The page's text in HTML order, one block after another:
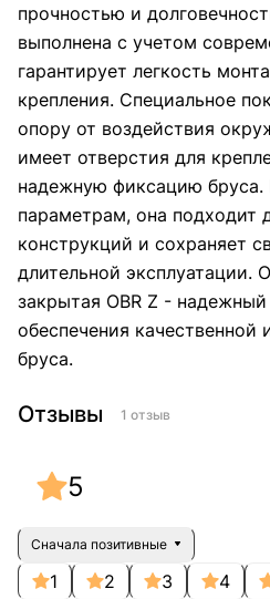
прочностью и
выполнена с учетом
гарантирует легкость
крепления. Специальное
опору от воздействия
имеет отверстия для
надежную фиксацию бруса.
параметрам, она подходит
конструкций и сохраняет
длительной эксплуатации.
закрытая OBR Z -
обеспечения качественной
бруса.
Отзывы 1 отзыв
Сначала позитивные
1 2 3 4
5